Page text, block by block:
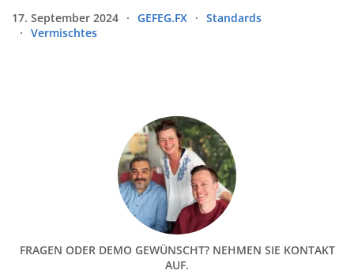
17. September 2024 GEFEG.FX
Standards
Vermischtes
FRAGEN ODER DEMO GEWÜNSCHT? NEHMEN SIE KONTAKT
AUF.